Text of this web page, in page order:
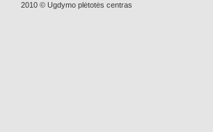
2010 © Ugdymo plėtotės centras